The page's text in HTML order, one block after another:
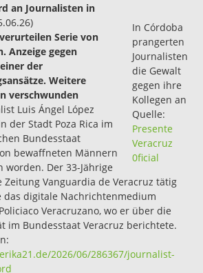
In Córdoba
prangerten
Journalisten
die Gewalt
gegen ihre
Kollegen an
Quelle:
Presente
Veracruz
0ficial
an Journalisten in
Serie von
Anzeige gegen
der
Weitere
verschwunden
Luis Ángel López
der Stadt Poza Rica im
Bundesstaat
bewaffneten Männern
worden. Der 33-Jährige
Zeitung Vanguardia de Veracruz tätig
das digitale Nachrichtenmedium
Veracruzano, wo er über die
im Bundesstaat Veracruz berichtete.
2026/06/286367/journalist-